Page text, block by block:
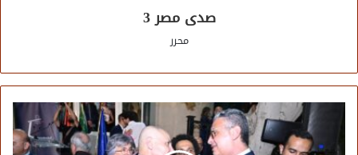
صدى مصر 3
محرر